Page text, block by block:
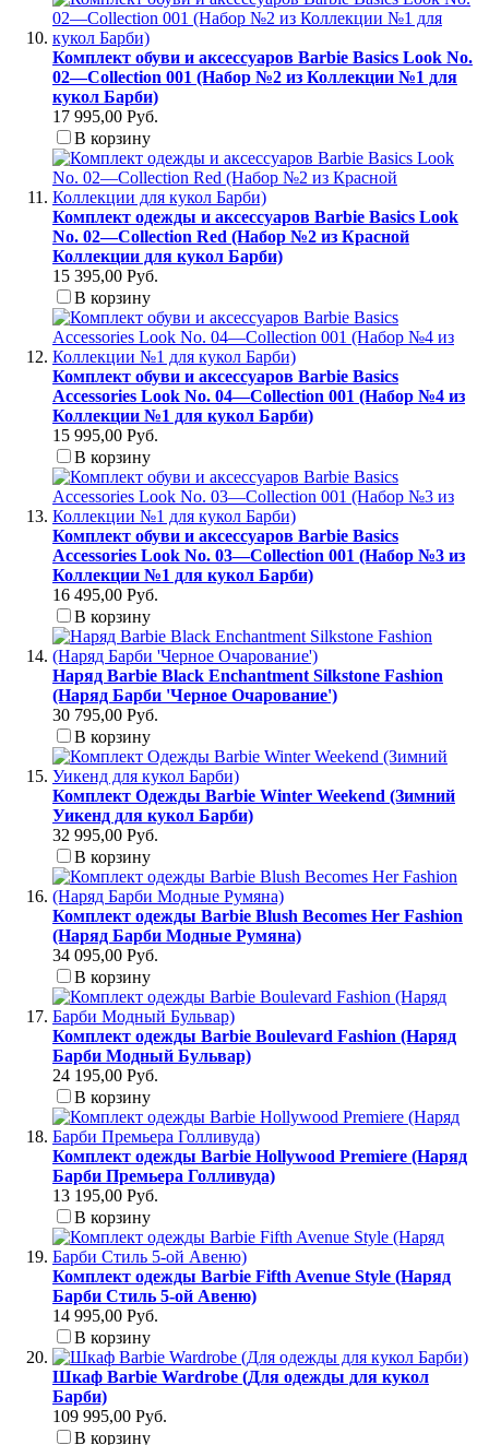
Комплект обуви и аксессуаров Barbie Basics Look No.
02—Collection 001 (Набор №2 из Коллекции №1 для
кукол Барби)
17 995,00 Руб.
В корзину
Комплект одежды и аксессуаров Barbie Basics Look
No. 02—Collection Red (Набор №2 из Красной
Коллекции для кукол Барби)
15 395,00 Руб.
В корзину
Комплект обуви и аксессуаров Barbie Basics
Accessories Look No. 04—Collection 001 (Набор №4 из
Коллекции №1 для кукол Барби)
15 995,00 Руб.
В корзину
Комплект обуви и аксессуаров Barbie Basics
Accessories Look No. 03—Collection 001 (Набор №3 из
Коллекции №1 для кукол Барби)
16 495,00 Руб.
В корзину
Наряд Barbie Black Enchantment Silkstone Fashion
(Наряд Барби 'Черное Очарование')
30 795,00 Руб.
В корзину
Комплект Одежды Barbie Winter Weekend (Зимний
Уикенд для кукол Барби)
32 995,00 Руб.
В корзину
Комплект одежды Barbie Blush Becomes Her Fashion
(Наряд Барби Модные Румяна)
34 095,00 Руб.
В корзину
Комплект одежды Barbie Boulevard Fashion (Наряд
Барби Модный Бульвар)
24 195,00 Руб.
В корзину
Комплект одежды Barbie Hollywood Premiere (Наряд
Барби Премьера Голливуда)
13 195,00 Руб.
В корзину
Комплект одежды Barbie Fifth Avenue Style (Наряд
Барби Стиль 5-ой Авеню)
14 995,00 Руб.
В корзину
Шкаф Barbie Wardrobe (Для одежды для кукол
Барби)
109 995,00 Руб.
В корзину